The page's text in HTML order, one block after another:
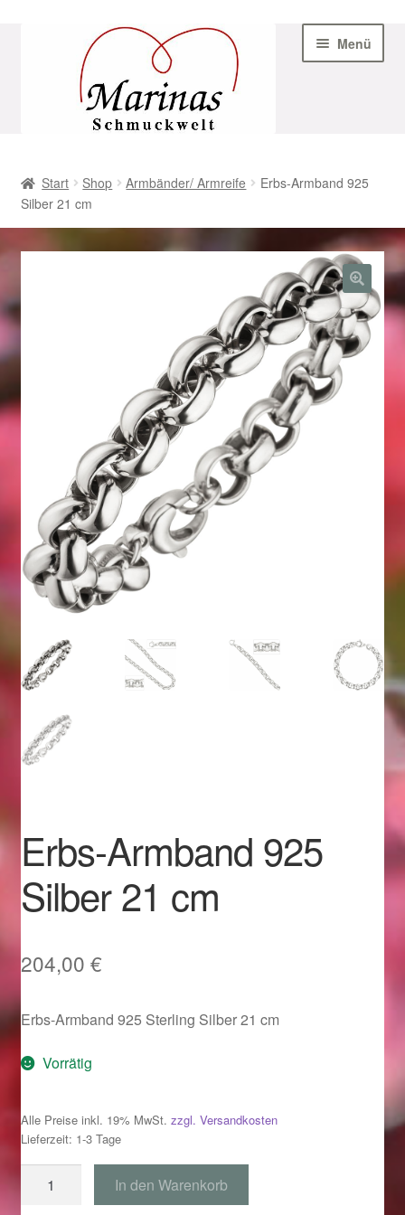
Navigation
Menü
AGB
Beispiel-Seite
Datenschutz
Geschenke zu Ostern 2023
Geschenke zu Ostern 2024
Geschenkideen für Weihnachten 2022
Geschenkideen für Weihnachten 2023
Geschenkideen für Weihnachten 2024
Geschenkideen für Weihnachten 2025
Halloween Schmuck online kaufen 2015
Halloween Schmuck online kaufen 2016
Halloween Schmuck online kaufen 2017
Karneval 2019 – Schmuck zu Fasching & Co.
Karneval 2020 – Schmuck zu Fasching & Co.
Kasse
Liefer- und Versandkosten
Magisches und Festliches zu Halloween
Start Shop Armbänder/ Armreife
Erbs-Armband 925
Silber 21 cm
Erbs-Armband 925
Silber 21 cm
204,00 €
Erbs-Armband 925 Sterling Silber 21 cm
Vorrätig
Alle Preise inkl. 19% MwSt. zzgl. Versandkosten
Lieferzeit: 1-3 Tage
Armband
In den Warenkorb